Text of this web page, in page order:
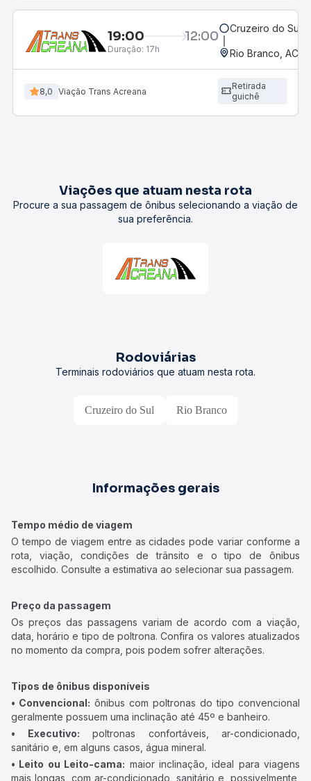
19:00 12:00
Duração: 17h
Cruzeiro do Sul,
Rio Branco, AC
8,0 Viação Trans Acreana
Retirada
guichê
Viações que atuam nesta rota
Procure a sua passagem de ônibus selecionando a viação de
sua preferência.
Rodoviárias
Terminais rodoviários que atuam nesta rota.
Cruzeiro do Sul Rio Branco
Informações gerais
Tempo médio de viagem
O tempo de viagem entre as cidades pode variar conforme a
rota, viação, condições de trânsito e o tipo de ônibus
escolhido. Consulte a estimativa ao selecionar sua passagem.
Preço da passagem
Os preços das passagens variam de acordo com a viação,
data, horário e tipo de poltrona. Confira os valores atualizados
no momento da compra, pois podem sofrer alterações.
Tipos de ônibus disponíveis
• Convencional: ônibus com poltronas do tipo convencional
geralmente possuem uma inclinação até 45º e banheiro.
• Executivo: poltronas confortáveis, ar-condicionado,
sanitário e, em alguns casos, água mineral.
• Leito ou Leito-cama: maior inclinação, ideal para viagens
mais longas, com ar-condicionado, sanitário e, possivelmente,